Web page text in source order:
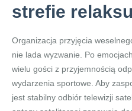
strefie
Organizacja przyjęcia
nie lada wyzwanie. Po
wielu gości z przyjemnością
wydarzenia sportowe. Aby
jest stabilny odbiór telewizji